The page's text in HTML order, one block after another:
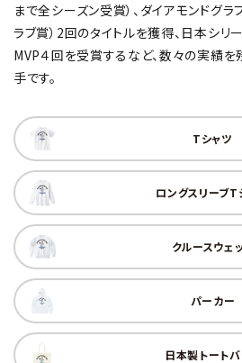
まで全シーズン受賞）、ダイアモンドグ
ラブ賞）2回のタイトルを獲得、日本シリ
MVP４回を受賞するなど、数々の実績
手です。
Tシャツ
ロングスリーブT
クルースウェ
パーカー
日本製トート